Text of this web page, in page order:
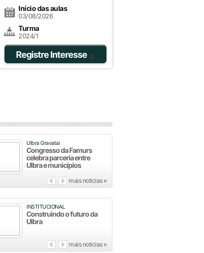
Início das aulas
03/08/2026
Turma
2024/1
Registre Interesse
Ulbra Gravataí
Congresso da Famurs
celebra parceria entre
Ulbra e municípios
mais notícias »
INSTITUCIONAL
Construindo o futuro da
Ulbra
mais notícias »